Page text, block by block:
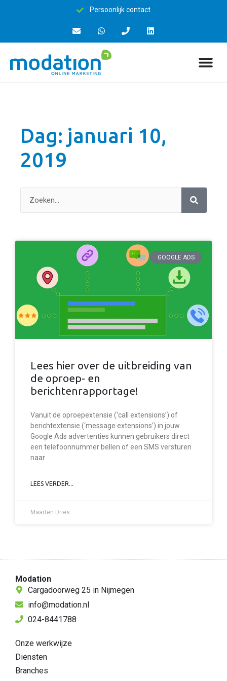
Persoonlijk contact
Dag: januari 10,
2019
GOOGLE ADS
Lees hier over de uitbreiding van
de oproep- en
berichtenrapportage!
Vanuit de oproepextensie (‘call extensions’) of
berichtextensie (‘message extensions’) in jouw
Google Ads advertenties kunnen gebruikers direct
een telefoonnummer bellen of een SMS versturen
naar
LEES VERDER...
Maarten Dries
Modation
Cargadoorweg 25 in Nijmegen
info@modation.nl
024-8441788
Onze werkwijze
Diensten
Branches